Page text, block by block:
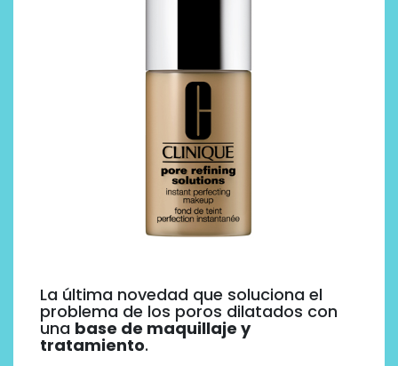
La última novedad que soluciona el
problema de los poros dilatados con
una base de maquillaje y
tratamiento.